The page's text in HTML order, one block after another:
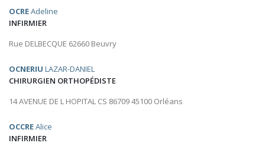
OCREAdeline
INFIRMIER
Rue DELBECQUE 62660 Beuvry
OCNERIU LAZAR-DANIEL
CHIRURGIEN ORTHOPÉDISTE
14 AVENUE DE L HOPITAL CS 86709 45100 Orléans
OCCREAlice
INFIRMIER